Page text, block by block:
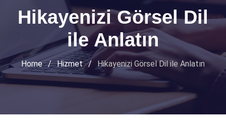
Hikayenizi Görsel Dil
ile Anlatın
Home / Hizmet / Hikayenizi Görsel Dil ile Anlatın